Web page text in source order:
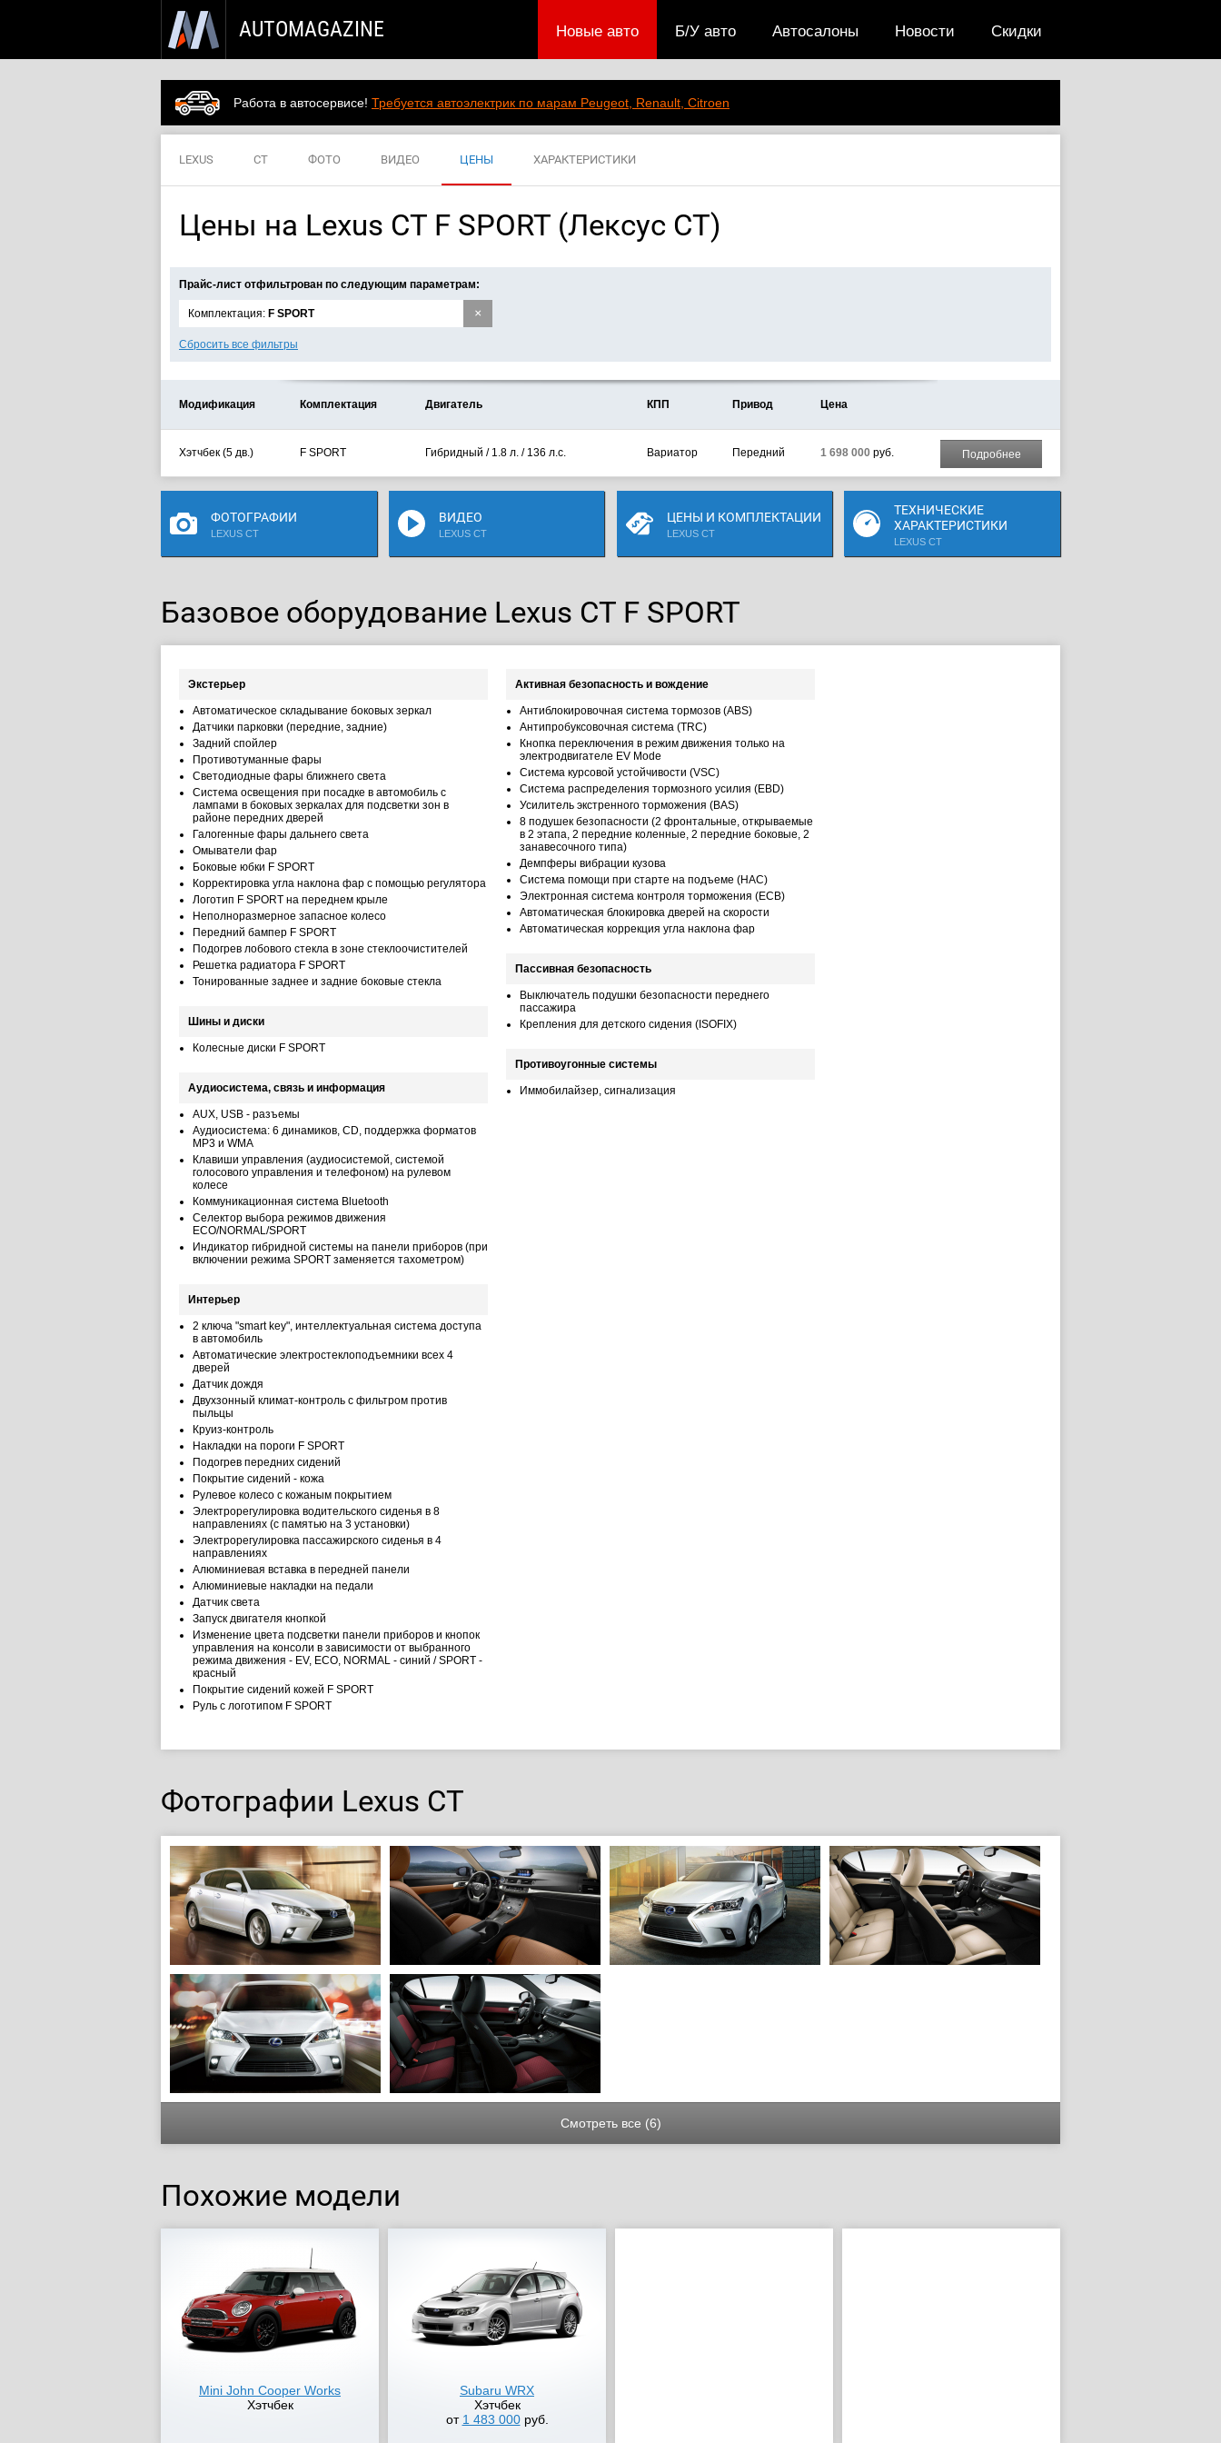
AUTOMAGAZINE Скидки
Новости
Автосалоны
Б/У авто
Новые авто
Работа в автосервисе! Требуется автоэлектрик по марам Peugeot, Renault, Citroen
LEXUS CT ФОТО ВИДЕО ЦЕНЫ ХАРАКТЕРИСТИКИ
Цены на Lexus CT F SPORT (Лексус СТ)
Прайс-лист отфильтрован по следующим параметрам:
×
Комплектация: F SPORT
Сбросить все фильтры
Модификация Комплектация Двигатель КПП Привод Цена
Хэтчбек (5 дв.) F SPORT Гибридный / 1.8 л. / 136 л.с. Вариатор Передний 1 698 000 руб. Подробнее
ФОТОГРАФИИ
LEXUS CT
ВИДЕО
LEXUS CT
ЦЕНЫ И КОМПЛЕКТАЦИИ
LEXUS CT
ТЕХНИЧЕСКИЕ
ХАРАКТЕРИСТИКИ
LEXUS CT
Базовое оборудование Lexus CT F SPORT
Экстерьер
Автоматическое складывание боковых зеркал
Датчики парковки (передние, задние)
Задний спойлер
Противотуманные фары
Светодиодные фары ближнего света
Система освещения при посадке в автомобиль с
лампами в боковых зеркалах для подсветки зон в
районе передних дверей
Галогенные фары дальнего света
Омыватели фар
Боковые юбки F SPORT
Корректировка угла наклона фар с помощью регулятора
Логотип F SPORT на переднем крыле
Неполноразмерное запасное колесо
Передний бампер F SPORT
Подогрев лобового стекла в зоне стеклоочистителей
Решетка радиатора F SPORT
Тонированные заднее и задние боковые стекла
Шины и диски
Колесные диски F SPORT
Аудиосистема, связь и информация
AUX, USB - разъемы
Аудиосистема: 6 динамиков, CD, поддержка форматов
MP3 и WMA
Клавиши управления (аудиосистемой, системой
голосового управления и телефоном) на рулевом
колесе
Коммуникационная система Bluetooth
Селектор выбора режимов движения
ECO/NORMAL/SPORT
Индикатор гибридной системы на панели приборов (при
включении режима SPORT заменяется тахометром)
Интерьер
2 ключа "smart key", интеллектуальная система доступа
в автомобиль
Автоматические электростеклоподъемники всех 4
дверей
Датчик дождя
Двухзонный климат-контроль с фильтром против
пыльцы
Круиз-контроль
Накладки на пороги F SPORT
Подогрев передних сидений
Покрытие сидений - кожа
Рулевое колесо с кожаным покрытием
Электрорегулировка водительского сиденья в 8
направлениях (с памятью на 3 установки)
Электрорегулировка пассажирского сиденья в 4
направлениях
Алюминиевая вставка в передней панели
Алюминиевые накладки на педали
Датчик света
Запуск двигателя кнопкой
Изменение цвета подсветки панели приборов и кнопок
управления на консоли в зависимости от выбранного
режима движения - EV, ECO, NORMAL - синий / SPORT -
красный
Покрытие сидений кожей F SPORT
Руль с логотипом F SPORT
Активная безопасность и вождение
Антиблокировочная система тормозов (ABS)
Антипробуксовочная система (TRC)
Кнопка переключения в режим движения только на
электродвигателе EV Mode
Система курсовой устойчивости (VSC)
Система распределения тормозного усилия (EBD)
Усилитель экстренного торможения (BAS)
8 подушек безопасности (2 фронтальные, открываемые
в 2 этапа, 2 передние коленные, 2 передние боковые, 2
занавесочного типа)
Демпферы вибрации кузова
Система помощи при старте на подъеме (HAC)
Электронная система контроля торможения (ECB)
Автоматическая блокировка дверей на скорости
Автоматическая коррекция угла наклона фар
Пассивная безопасность
Выключатель подушки безопасности переднего
пассажира
Крепления для детского сидения (ISOFIX)
Противоугонные системы
Иммобилайзер, сигнализация
Фотографии Lexus CT
Смотреть все (6)
Похожие модели
Mini John Cooper Works
Хэтчбек
Subaru WRX
Хэтчбек
от 1 483 000руб.